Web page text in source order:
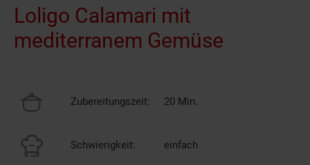
Loligo Calamari mit
mediterranem Gemüse
Zubereitungszeit: 20 Min.
Schwierigkeit: einfach